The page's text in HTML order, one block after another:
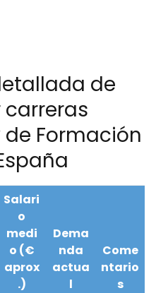
de
Formación
Salari
o
medi
o (€
aprox
.)
Dema
nda
actua
l
Come
ntario
s